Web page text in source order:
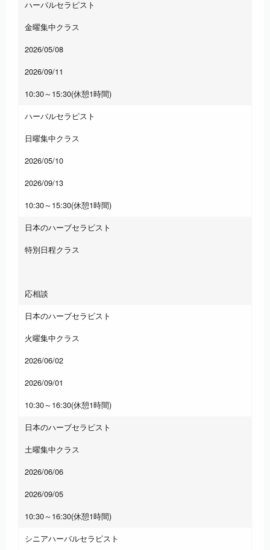
ハーバルセラピスト
金曜集中クラス
2026/05/08
2026/09/11
10:30～15:30(休憩1時間)
ハーバルセラピスト
日曜集中クラス
2026/05/10
2026/09/13
10:30～15:30(休憩1時間)
日本のハーブセラピスト
特別日程クラス
応相談
日本のハーブセラピスト
火曜集中クラス
2026/06/02
2026/09/01
10:30～16:30(休憩1時間)
日本のハーブセラピスト
土曜集中クラス
2026/06/06
2026/09/05
10:30～16:30(休憩1時間)
シニアハーバルセラピスト